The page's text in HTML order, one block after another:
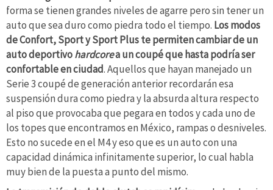
forma se tienen grandes niveles de agarre pero sin tener un
auto que sea duro como piedra todo el tiempo. Los modos
de Confort, Sport y Sport Plus te permiten cambiar de un
auto deportivohardcorea un coupé que hasta podría ser
confortable en ciudad. Aquellos que hayan manejado un
Serie 3 coupé de generación anterior recordarán esa
suspensión dura como piedra y la absurda altura respecto
al piso que provocaba que pegara en todos y cada uno de
los topes que encontramos en México, rampas o desniveles.
Esto no sucede en el M4 y eso que es un auto con una
capacidad dinámica infinitamente superior, lo cual habla
muy bien de la puesta a punto del mismo.